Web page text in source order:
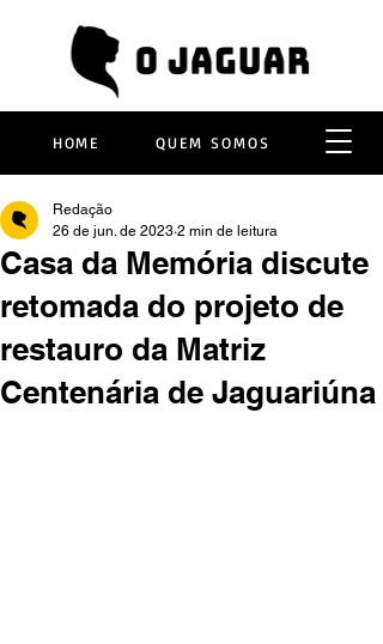
HOME QUEM SOMOS
Casa da Memória discute
retomada do projeto de
restauro da Matriz
Centenária de Jaguariúna
Redação
26 de jun. de 2023 2 min de leitura